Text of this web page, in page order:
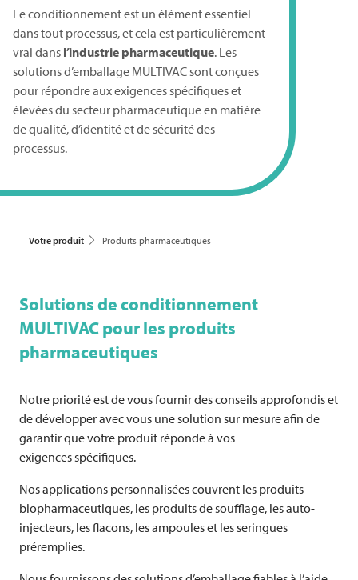
Le conditionnement est un élément essentiel
dans tout processus, et cela est particulièrement
vrai dans l’industrie pharmaceutique. Les
solutions d’emballage MULTIVACsont conçues
pour répondre aux exigences spécifiques et
élevées du secteur pharmaceutique en matière
de qualité, d’identité et de sécurité des
processus.
Votre produit Produits pharmaceutiques
Solutions de conditionnement
MULTIVACpour les produits
pharmaceutiques
Notre priorité est de vous fournir des conseils approfondis et
de développer avec vous une solution sur mesure afin de
garantir que votre produit réponde à vos
exigences spécifiques.
Nos applications personnalisées couvrent les produits
biopharmaceutiques, les produits de soufflage, les auto-
injecteurs, les flacons, les ampoules et les seringues
préremplies.